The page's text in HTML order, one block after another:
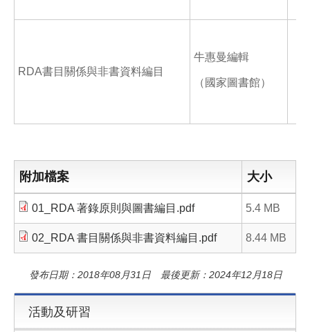
RDA書目關係與非書資料編目
牛惠曼編輯
（國家圖書館）
附加檔案 大小
01_RDA 著錄原則與圖書編目.pdf 5.4 MB
02_RDA 書目關係與非書資料編目.pdf 8.44 MB
發布日期：2018年08月31日 最後更新：2024年12月18日
活動及研習